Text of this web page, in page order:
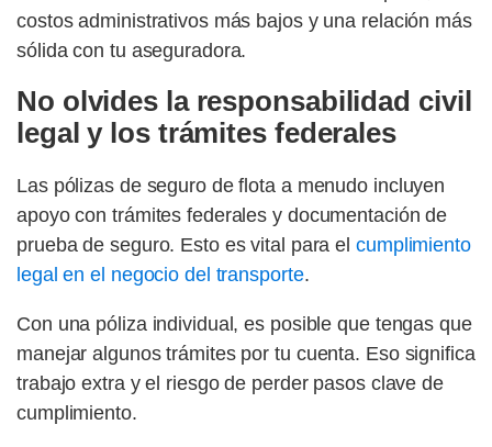
costos administrativos más bajos y una relación más
sólida con tu aseguradora.
No olvides la responsabilidad civil
legal y los trámites federales
Las pólizas de seguro de flota a menudo incluyen
apoyo con trámites federales y documentación de
prueba de seguro. Esto es vital para el cumplimiento
legal en el negocio del transporte.
Con una póliza individual, es posible que tengas que
manejar algunos trámites por tu cuenta. Eso significa
trabajo extra y el riesgo de perder pasos clave de
cumplimiento.